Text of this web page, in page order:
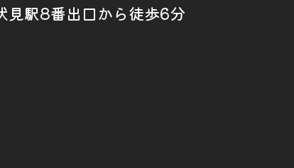
見駅8番出口から徒歩6分